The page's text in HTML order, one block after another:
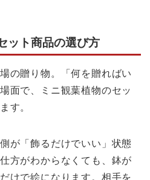
ット商品の選び方
の贈り物。「何を贈ればい
面で、ミニ観葉植物のセッ
す。
が「飾るだけでいい」状態
方がわからなくても、鉢が
けで絵になります。相手を